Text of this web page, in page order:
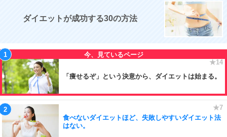
ダイエットが成功する30の方法
「痩せるぞ」という決意から、ダイエットは始まる。
食べないダイエットほど、失敗しやすいダイエット法
はない。